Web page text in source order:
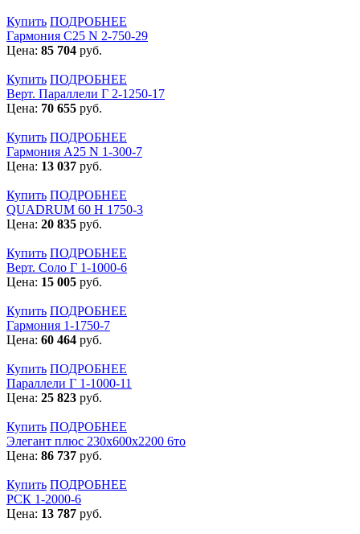
Купить ПОДРОБНЕЕ
Гармония С25 N 2-750-29
Цена: 85 704 руб.
Купить ПОДРОБНЕЕ
Верт. Параллели Г 2-1250-17
Цена: 70 655 руб.
Купить ПОДРОБНЕЕ
Гармония А25 N 1-300-7
Цена: 13 037 руб.
Купить ПОДРОБНЕЕ
QUADRUM 60 H 1750-3
Цена: 20 835 руб.
Купить ПОДРОБНЕЕ
Верт. Соло Г 1-1000-6
Цена: 15 005 руб.
Купить ПОДРОБНЕЕ
Гармония 1-1750-7
Цена: 60 464 руб.
Купить ПОДРОБНЕЕ
Параллели Г 1-1000-11
Цена: 25 823 руб.
Купить ПОДРОБНЕЕ
Элегант плюс 230x600x2200 6то
Цена: 86 737 руб.
Купить ПОДРОБНЕЕ
РСК 1-2000-6
Цена: 13 787 руб.